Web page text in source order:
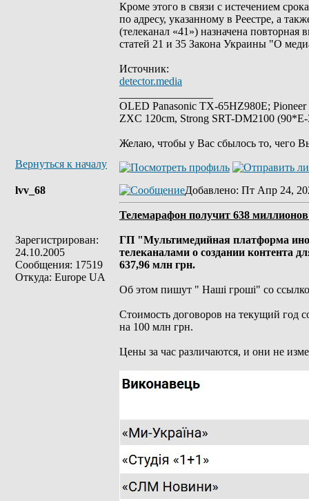
Кроме этого в связи с истечением
по адресу, указанному в Реестре, а
(телеканал «41») назначена повторная
статей 21 и 35 Закона Украины "О
Источник:
detector.media
OLED Panasonic TX-65HZ980E;
ZXC 120cm, Strong SRT-DM2100
Желаю, чтобы у Вас сбылось то, чего
Вернуться к началу
lvv_68
Зарегистрирован:
24.10.2005
Сообщения: 17519
Откуда: Europe UA
Добавлено: Пт Апр 24,
Телемарафон получит 638
ГП "Мультимедийная платформа
телеканалами о создании контента
637,96 млн грн.
Об этом пишут " Наші гроші" со
Стоимость договоров на текущий год
на 100 млн грн.
Цены за час различаются, и они не